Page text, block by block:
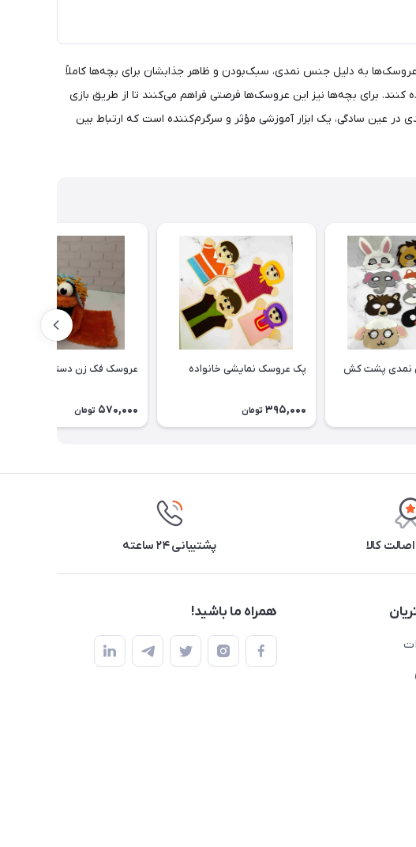
به دلیل جنس نمدی، سبک‌بودن و ظاهر جذابشان برای بچه‌ها کاملاً
کنند. برای بچه‌ها نیز این عروسک‌ها فرصتی فراهم می‌کنند تا از طریق بازی
عین سادگی، یک ابزار آموزشی مؤثر و سرگرم‌کننده است که ارتباط بین
نمدی پشت کش
پک عروسک نمایشی خانواده
395,000 تومان
عروسک فک زن دستی نمایشی
570,000 تومان
کالا پشتیبانی ۲۴ ساعته
همراه ما باشید!